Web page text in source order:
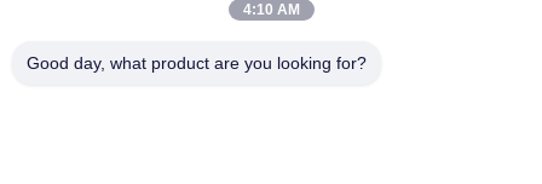
Luchttransmissie Pool, Roestvrij staal Tubulaire Pool voor het
4:10 AM
Good day, what product are you looking for?